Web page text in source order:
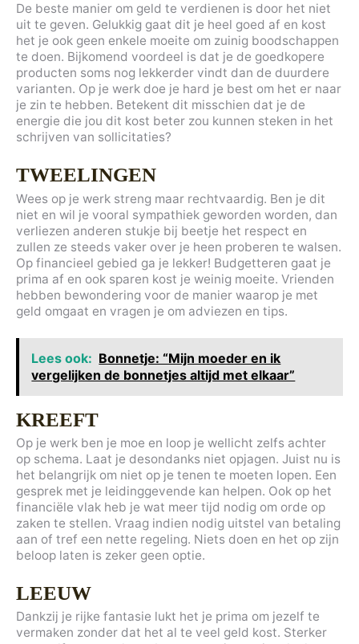
De beste manier om geld te verdienen is door het niet
uit te geven. Gelukkig gaat dit je heel goed af en kost
het je ook geen enkele moeite om zuinig boodschappen
te doen. Bijkomend voordeel is dat je de goedkopere
producten soms nog lekkerder vindt dan de duurdere
varianten. Op je werk doe je hard je best om het er naar
je zin te hebben. Betekent dit misschien dat je de
energie die jou dit kost beter zou kunnen steken in het
schrijven van sollicitaties?
TWEELINGEN
Wees op je werk streng maar rechtvaardig. Ben je dit
niet en wil je vooral sympathiek geworden worden, dan
verliezen anderen stukje bij beetje het respect en
zullen ze steeds vaker over je heen proberen te walsen.
Op financieel gebied ga je lekker! Budgetteren gaat je
prima af en ook sparen kost je weinig moeite. Vrienden
hebben bewondering voor de manier waarop je met
geld omgaat en vragen je om adviezen en tips.
Lees ook: Bonnetje: “Mijn moeder en ik
vergelijken de bonnetjes altijd met elkaar”
KREEFT
Op je werk ben je moe en loop je wellicht zelfs achter
op schema. Laat je desondanks niet opjagen. Juist nu is
het belangrijk om niet op je tenen te moeten lopen. Een
gesprek met je leidinggevende kan helpen. Ook op het
financiële vlak heb je wat meer tijd nodig om orde op
zaken te stellen. Vraag indien nodig uitstel van betaling
aan of tref een nette regeling. Niets doen en het op zijn
beloop laten is zeker geen optie.
LEEUW
Dankzij je rijke fantasie lukt het je prima om jezelf te
vermaken zonder dat het al te veel geld kost. Sterker